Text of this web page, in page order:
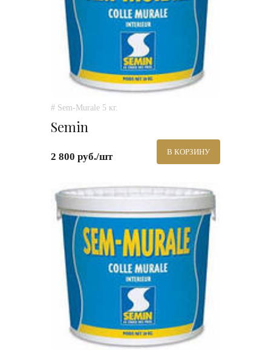
# Sem-Murale 5 кг.
Semin
2 800 руб./шт В КОРЗИНУ